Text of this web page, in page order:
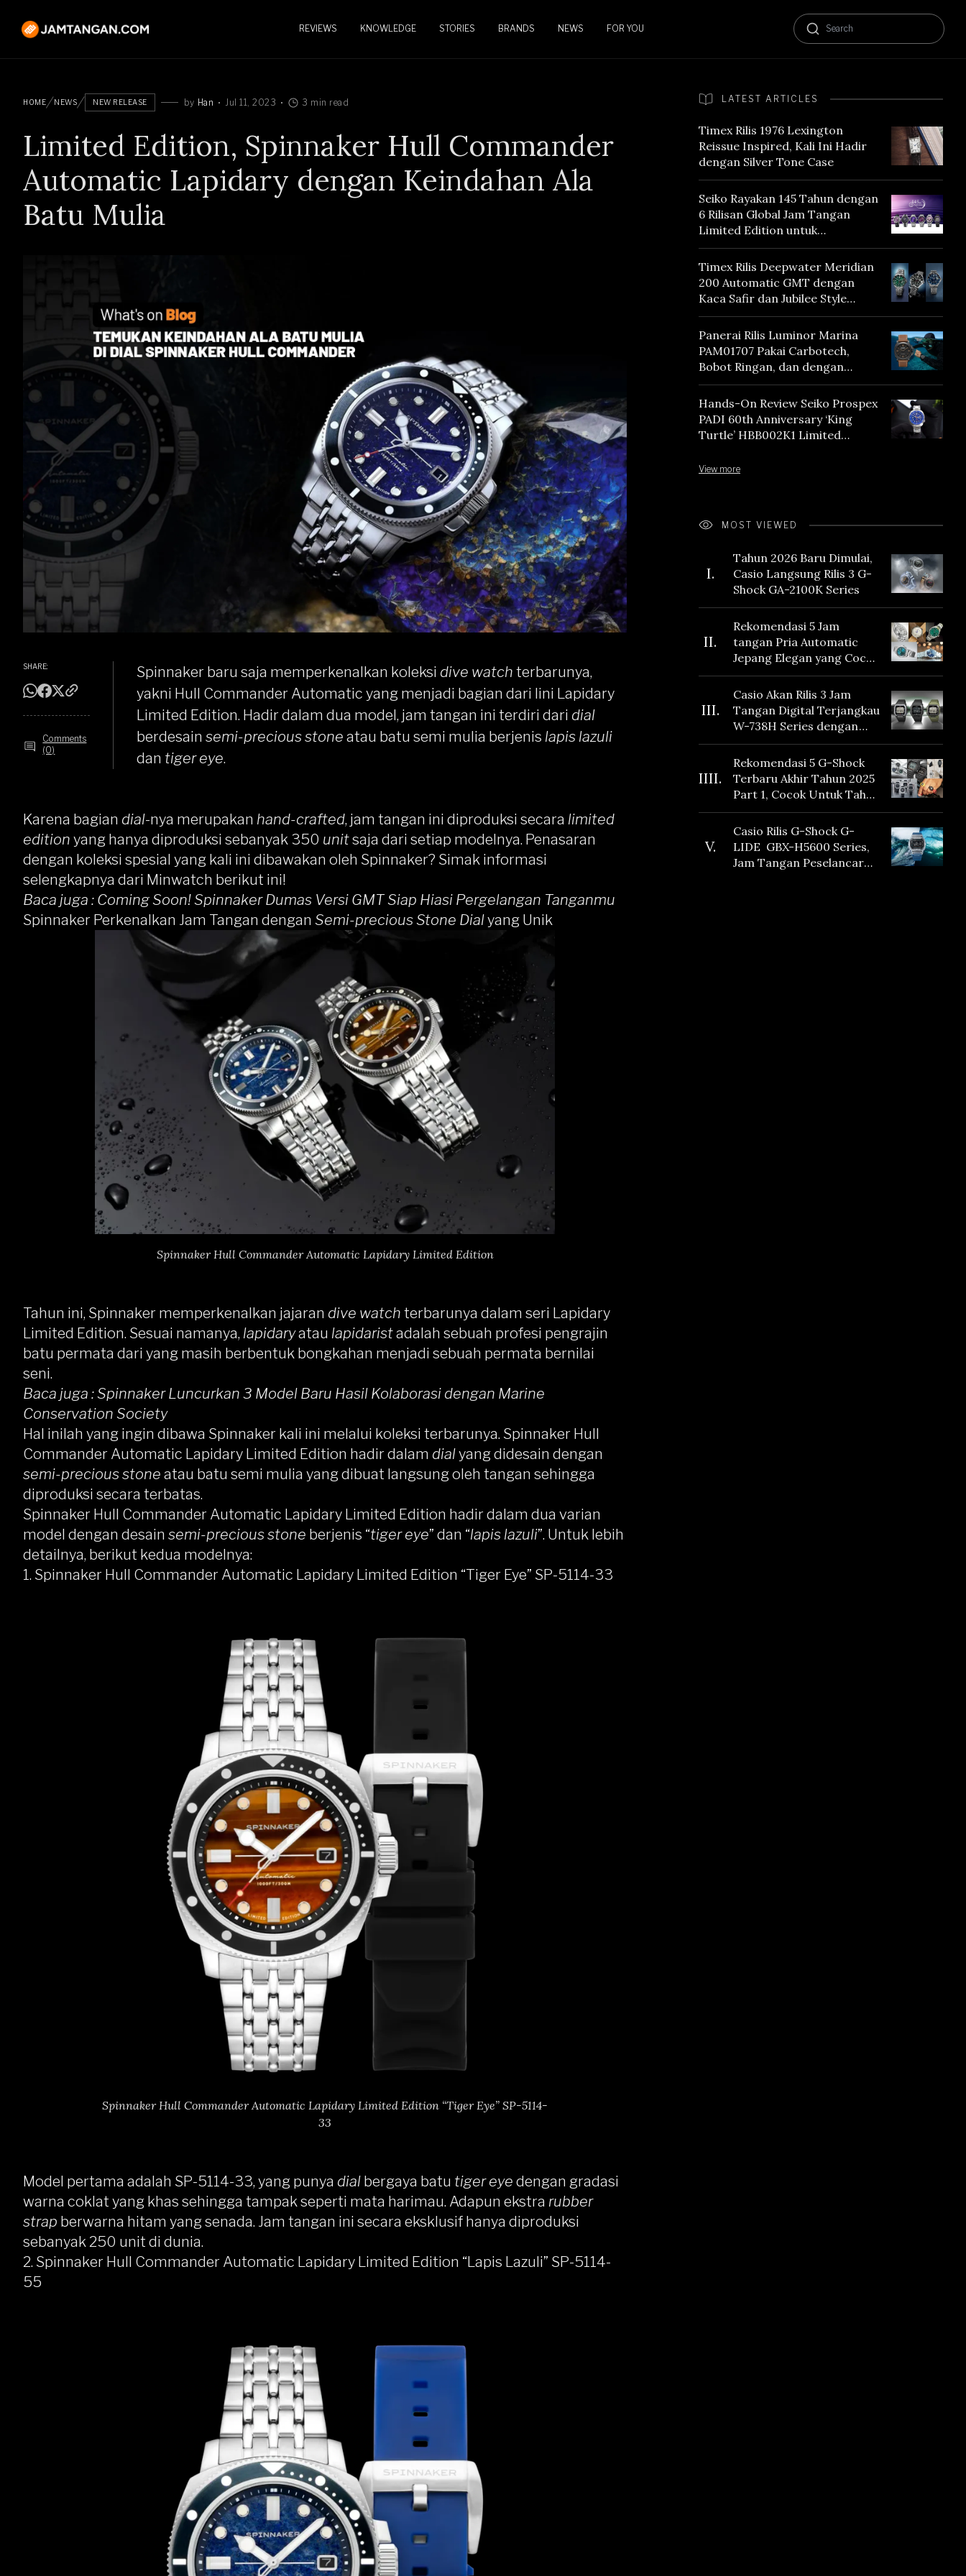
REVIEWS KNOWLEDGE STORIES BRANDS NEWS FOR YOU
HOME NEWS NEW RELEASE by Han Jul 11, 2023 3 min read
Limited Edition, Spinnaker Hull Commander
Automatic Lapidary dengan Keindahan Ala
Batu Mulia
SHARE:
Comments
(0)
Spinnaker baru saja memperkenalkan koleksi dive watch terbarunya,
yakni Hull Commander Automatic yang menjadi bagian dari lini Lapidary
Limited Edition. Hadir dalam dua model, jam tangan ini terdiri dari dial
berdesain semi-precious stone atau batu semi mulia berjenis lapis lazuli
dan tiger eye.
Karena bagian dial-nya merupakan hand-crafted, jam tangan ini diproduksi secara limited
edition yang hanya diproduksi sebanyak 350 unitsaja dari setiap modelnya. Penasaran
dengan koleksi spesial yang kali ini dibawakan oleh Spinnaker? Simak informasi
selengkapnya dari Minwatch berikut ini!
Baca juga : Coming Soon! Spinnaker Dumas Versi GMT Siap Hiasi Pergelangan Tanganmu
Spinnaker Perkenalkan Jam Tangan dengan Semi-precious Stone Dialyang Unik
Spinnaker Hull Commander Automatic Lapidary Limited Edition
Tahun ini, Spinnaker memperkenalkan jajaran dive watch terbarunya dalam seri Lapidary
Limited Edition. Sesuai namanya, lapidaryatau lapidaristadalah sebuah profesi pengrajin
batu permata dari yang masih berbentuk bongkahan menjadi sebuah permata bernilai
seni.
Baca juga :Spinnaker Luncurkan 3 Model Baru Hasil Kolaborasi dengan Marine
Conservation Society
Hal inilah yang ingin dibawa Spinnaker kali ini melalui koleksi terbarunya. Spinnaker Hull
Commander Automatic Lapidary Limited Edition hadir dalam dialyang didesain dengan
semi-precious stone atau batu semi mulia yang dibuat langsung oleh tangan sehingga
diproduksi secara terbatas.
Spinnaker Hull Commander Automatic Lapidary Limited Edition hadir dalam dua varian
model dengan desain semi-precious stone berjenis “tiger eye” dan “lapis lazuli”. Untuk lebih
detailnya, berikut kedua modelnya:
1. Spinnaker Hull Commander Automatic Lapidary Limited Edition “Tiger Eye” SP-5114-33
Spinnaker Hull Commander Automatic Lapidary Limited Edition “Tiger Eye” SP-5114-
33
Model pertama adalah SP-5114-33, yang punya dial bergaya batu tiger eye dengan gradasi
warna coklat yang khas sehingga tampak seperti mata harimau. Adapun ekstra rubber
strap berwarna hitam yang senada. Jam tangan ini secara eksklusif hanya diproduksi
sebanyak 250 unit di dunia.
2. Spinnaker Hull Commander Automatic Lapidary Limited Edition “Lapis Lazuli” SP-5114-
55
LATEST ARTICLES
Timex Rilis 1976 Lexington
Reissue Inspired, Kali Ini Hadir
dengan Silver Tone Case
Seiko Rayakan 145 Tahun dengan
6 Rilisan Global Jam Tangan
Limited Edition untuk
Menghormati Edo Purple,
Warna yang Mencerminkan
Warisan Tokyo
Timex Rilis Deepwater Meridian
200 Automatic GMT dengan
Kaca Safir dan Jubilee Style
Bracelet
Panerai Rilis Luminor Marina
PAM01707 Pakai Carbotech,
Bobot Ringan, dan dengan
Vintage Vibes
Hands-On Review Seiko Prospex
PADI 60th Anniversary ‘King
Turtle’ HBB002K1 Limited
View more
MOST VIEWED
I.
Tahun 2026 Baru Dimulai,
Casio Langsung Rilis 3 G-
Shock GA-2100K Series
II.
Rekomendasi 5 Jam
tangan Pria Automatic
Jepang Elegan yang Cocok
Dikoleksi di 2026
III.
Casio Akan Rilis 3 Jam
Tangan Digital Terjangkau
W-738H Series dengan
Masa Baterai 10 Tahun
dan Fitur Vibration
IIII.
Rekomendasi 5 G-Shock
Terbaru Akhir Tahun 2025
Part 1, Cocok Untuk Tahun
Baru!
V.
Casio Rilis G-Shock G-
LIDE GBX-H5600 Series,
Jam Tangan Peselancar